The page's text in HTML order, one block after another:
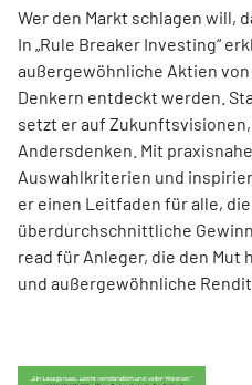
Wer den Markt schlagen will,
In „Rule Breaker Investing“
außergewöhnliche Aktien
Denkern entdeckt werden.
setzt er auf
Andersdenken. Mit
Auswahlkriterien und
er einen Leit­faden für alle,
überdurchschnittliche
read für Anleger, die den Mut
und außergewöhnliche